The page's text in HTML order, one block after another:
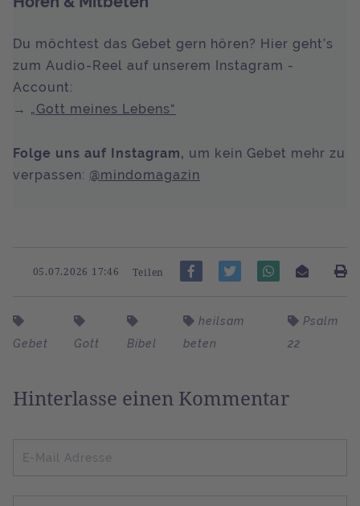
Du möchtest das Gebet gern hören? Hier geht’s
zum Audio-Reel auf unserem Instagram -
Account:
→ „Gott meines Lebens“
Folge uns auf Instagram, um kein Gebet mehr zu
verpassen: @mindomagazin
05.07.2026 17:46 Teilen
Gebet Gott Bibel
heilsam
beten
Psalm
22
Hinterlasse einen Kommentar
E-Mail Adresse